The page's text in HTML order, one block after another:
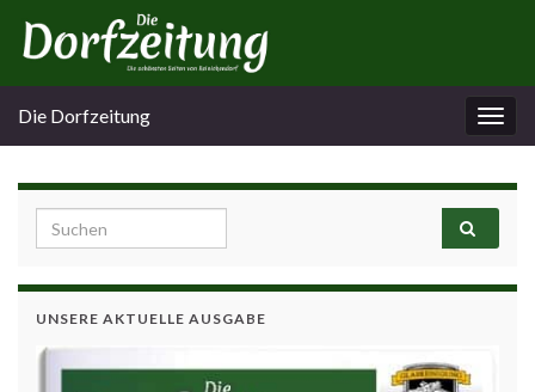
Die Dorfzeitung
Search for:
UNSERE AKTUELLE AUSGABE